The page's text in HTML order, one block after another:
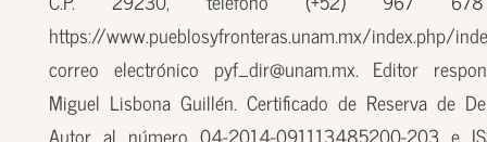
https://www.pueblosyfronteras.unam.mx/index.php/
correo electrónico pyf_dir@unam.mx. Editor
Miguel Lisbona Guillén. Certificado de Reserva de
Autor al número 04-2014-091113485200-203 e